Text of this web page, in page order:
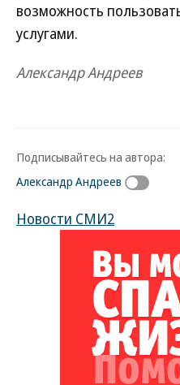
возможность
услугами.
Александр Андреев
Подписывайтесь на автора:
Александр Андреев
Новости СМИ2